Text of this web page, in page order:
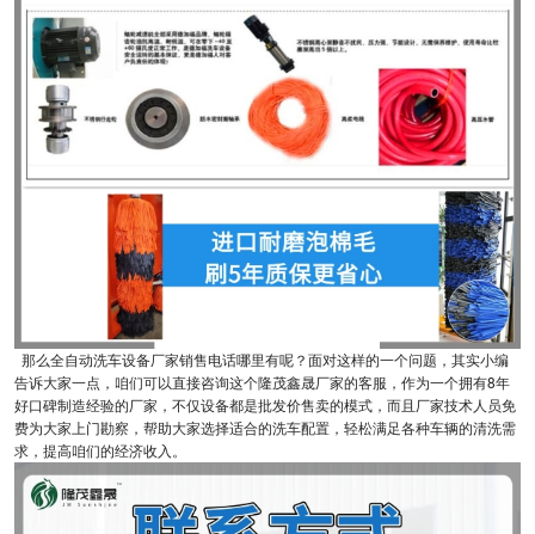
那么全自动洗车设备厂家销售电话哪里有呢？面对这样的一个问题，其实小编
告诉大家一点，咱们可以直接咨询这个隆茂鑫晟厂家的客服，作为一个拥有8年
好口碑制造经验的厂家，不仅设备都是批发价售卖的模式，而且厂家技术人员免
费为大家上门勘察，帮助大家选择适合的洗车配置，轻松满足各种车辆的清洗需
求，提高咱们的经济收入。